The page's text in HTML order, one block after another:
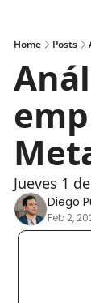
Home Posts
Jueves 1
Diego
Feb 2,